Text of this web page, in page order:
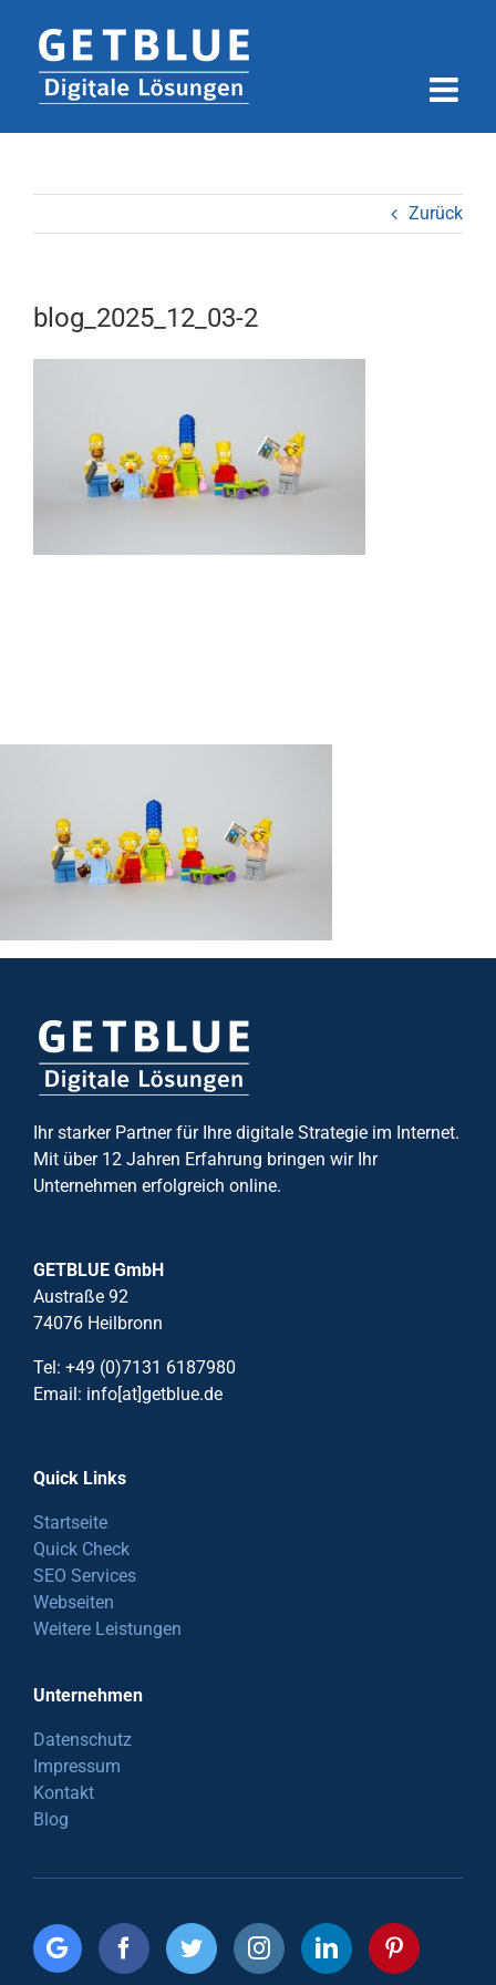
Inhalt
springen
Zurück
blog_2025_12_03-2
Ihr starker Partner für Ihre digitale Strategie im Internet.
Mit über 12 Jahren Erfahrung bringen wir Ihr
Unternehmen erfolgreich online.
GETBLUE GmbH
Austraße 92
74076 Heilbronn
Tel: +49 (0)7131 6187980
Email: info[at]getblue.de
Quick Links
Startseite
Quick Check
SEO Services
Webseiten
Weitere Leistungen
Unternehmen
Datenschutz
Impressum
Kontakt
Blog